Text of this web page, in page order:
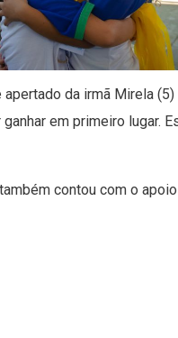
da irmã Mirela
em primeiro lugar.
contou com o